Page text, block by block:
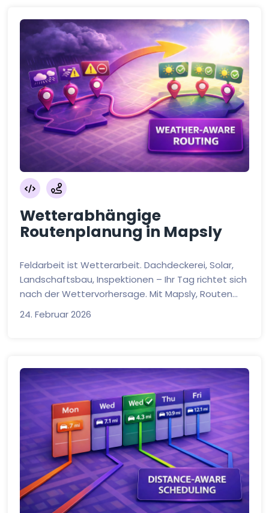
Wetterabhängige
Routenplanung in Mapsly
Feldarbeit ist Wetterarbeit. Dachdeckerei, Solar,
Landschaftsbau, Inspektionen – Ihr Tag richtet sich
nach der Wettervorhersage. Mit Mapsly, Routen...
24. Februar 2026